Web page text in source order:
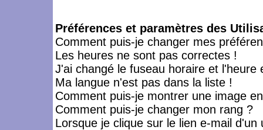
Préférences et paramètres des
Comment puis-je changer mes
Les heures ne sont pas correctes !
J'ai changé le fuseau horaire et l'heure
Ma langue n'est pas dans la liste !
Comment puis-je montrer une image
Comment puis-je changer mon rang ?
Lorsque je clique sur le lien e-mail